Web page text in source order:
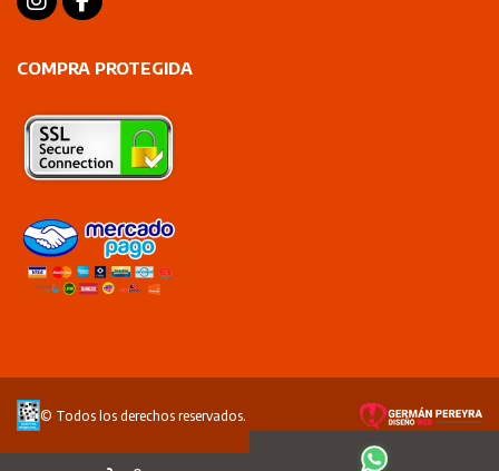
COMPRA PROTEGIDA
© Todos los derechos reservados.